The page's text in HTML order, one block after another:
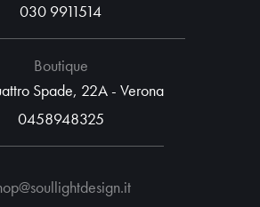
030 9911514
Boutique
Spade, 22A - Verona
0458948325